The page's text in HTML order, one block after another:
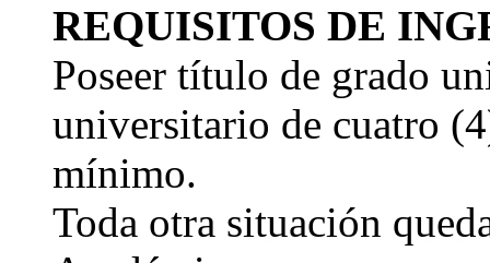
REQUISITOS DE
Poseer título de grado
universitario de cuatro
mínimo.
Toda otra situación